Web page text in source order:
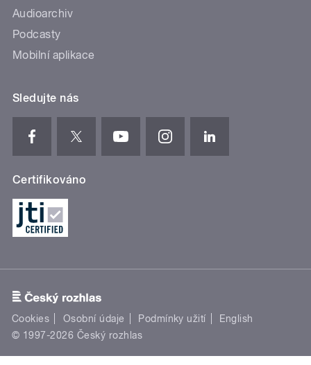
Audioarchiv
Podcasty
Mobilní aplikace
Sledujte nás
Certifikováno
Cookies Osobní údaje Podmínky užití
English
© 1997-2026 Český rozhlas